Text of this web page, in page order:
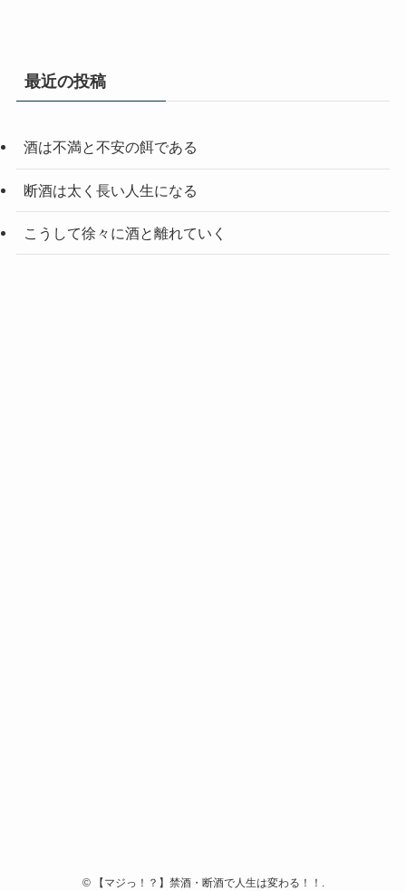
最近の投稿
酒は不満と不安の餌である
断酒は太く長い人生になる
こうして徐々に酒と離れていく
©【マジっ！？】禁酒・断酒で人生は変わる！！.